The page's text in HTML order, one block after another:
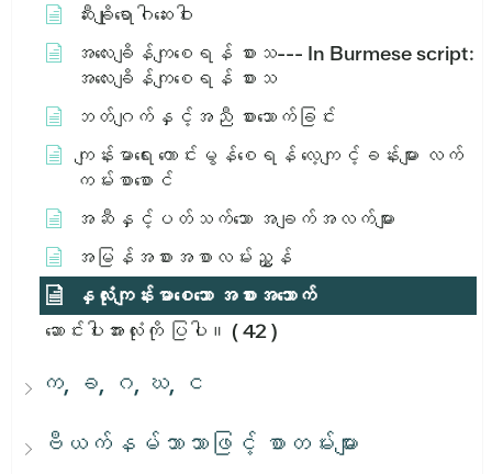
ဆီးချိုရောဂါဆေးဝါး
အ​လေး​ချိန်​ကျ​စေ​ရန်​ စား​သ​ --- In Burmese script:
အ​လေး​ချိန်​ကျ​စေ​ရန်​ စား​သ​
ဘတ်ဂျက်နှင့်အညီ စားသောက်ခြင်း
ကျန်းမာရေး ကောင်းမွန်စေရန် လေ့ကျင့်ခန်းများ လက်
ကမ်းစာစောင်
အဆီနှင့်ပတ်သက်သော အချက်အလက်များ
အမြန်အစားအစာလမ်းညွှန်
နှလုံးကျန်းမာစေသော အစားအသောက်
ဆောင်းပါးအားလုံးကို ပြပါ။ ( 42 )
က, ခ, ဂ, ဃ, င
ဗီယက်နမ်ဘာသာဖြင့် စာတမ်းများ